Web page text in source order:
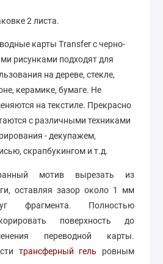
2 листа.
карты Transfer с черно-
рисунками подходят для
на дереве, стекле,
керамике, бумаге. Не
на текстиле. Прекрасно
с различными техниками
- декупажем,
скрапбукингом и т.д.
мотив вырезать из
оставляя зазор около 1 мм
фрагмента. Полностью
поверхность до
переводной карты.
трансферный гель ровным